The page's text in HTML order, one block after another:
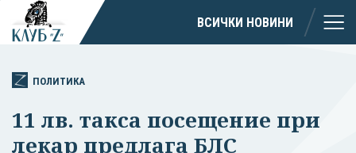
ВСИЧКИ НОВИНИ
ПОЛИТИКА
11 лв. такса посещение при
лекар предлага БЛС